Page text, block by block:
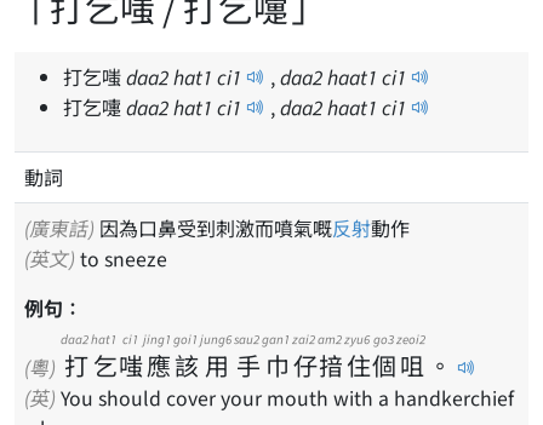
打乞嗤daa2hat1 ci1 ,daa2haat1 ci1
打乞嚏daa2hat1 ci1 ,daa2haat1 ci1
動詞
(廣東話) 因為口鼻受到刺激而噴氣嘅反射動作
(英文) to sneeze
例句：
(粵) 打
daa2
乞
hat1
嗤
ci1
應
jing1
該
goi1
用
jung6
手
sau2
巾
gan1
仔
zai2
揞
am2
住
zyu6
個
go3
咀
zeoi2
。
(英) You should cover your mouth with a handkerchief